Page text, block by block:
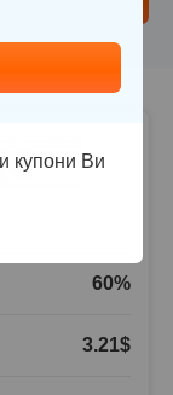
60%
3.21$
купони Ви